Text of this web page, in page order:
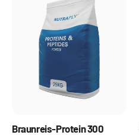
Braunreis-Protein 300